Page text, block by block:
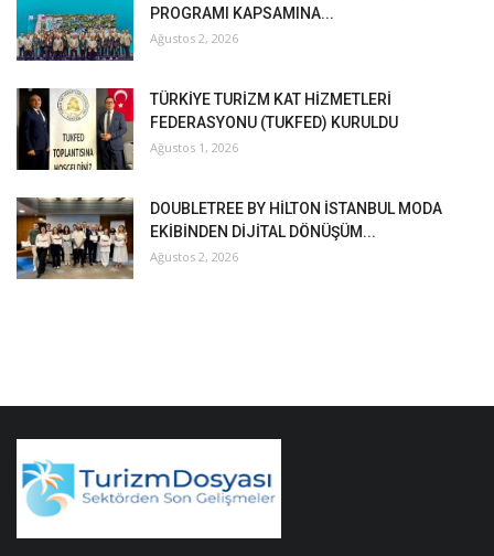
PROGRAMI KAPSAMINA...
Ağustos 2, 2026
TÜRKİYE TURİZM KAT HİZMETLERİ
FEDERASYONU (TUKFED) KURULDU
Ağustos 1, 2026
DOUBLETREE BY HİLTON İSTANBUL MODA
EKİBİNDEN DİJİTAL DÖNÜŞÜM...
Ağustos 2, 2026